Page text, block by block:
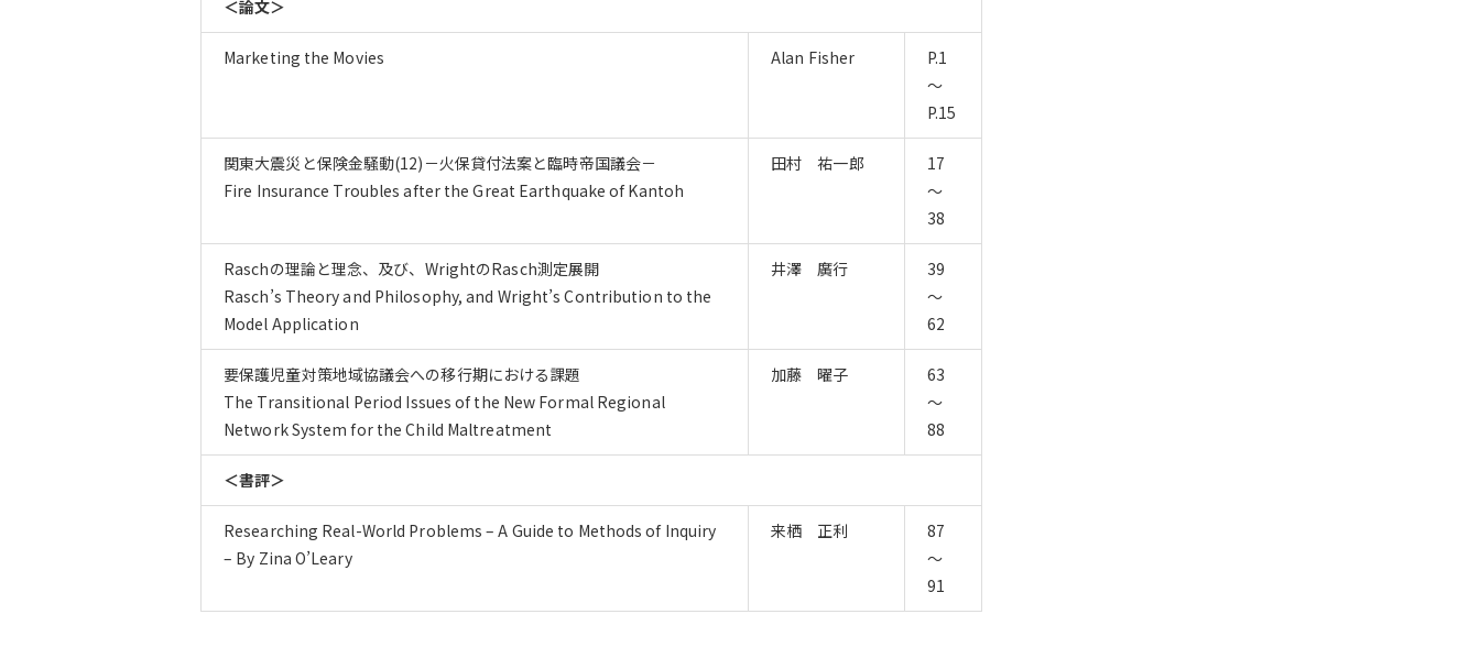
＜論文＞
Marketing the Movies Alan Fisher
P.1
～
P.15
関東大震災と保険金騒動(12)－火保貸付法案と臨時帝国議会－
Fire Insurance Troubles after the Great Earthquake of Kantoh
田村 祐一郎
17
～
38
Raschの理論と理念、及び、WrightのRasch測定展開
Rasch’s Theory and Philosophy, and Wright’s Contribution to the
Model Application
井澤 廣行
39
～
62
要保護児童対策地域協議会への移行期における課題
The Transitional Period Issues of the New Formal Regional
Network System for the Child Maltreatment
加藤 曜子
63
～
88
＜書評＞
Researching Real-World Problems – A Guide to Methods of Inquiry
– By Zina O’Leary
来栖 正利
87
～
91